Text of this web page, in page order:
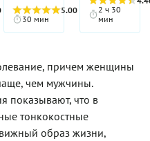
(4)
5.00
30 мин
2 ч 30
мин
причем женщины
чем мужчины.
показывают, что в
тонкокостные
образ жизни,